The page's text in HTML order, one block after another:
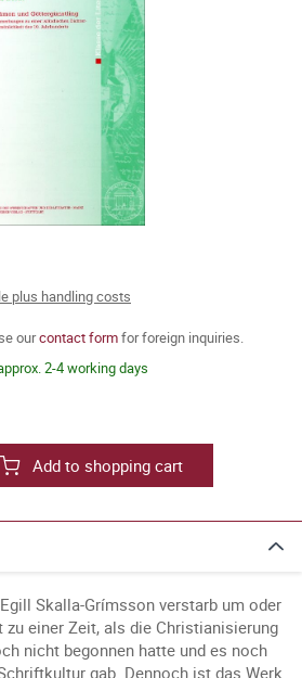
plus handling costs
ourcontact formfor foreign inquiries.
2-4 working days
Add to shopping cart
Skalla-Grímsson verstarb um oder
zu einer Zeit, als die Christianisierung
nicht begonnen hatte und es noch
gab. Dennoch ist das Werk